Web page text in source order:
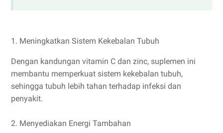
1. Meningkatkan Sistem Kekebalan Tubuh
Dengan kandungan vitamin C dan zinc, suplemen ini
membantu memperkuat sistem kekebalan tubuh,
sehingga tubuh lebih tahan terhadap infeksi dan
penyakit.
2. Menyediakan Energi Tambahan